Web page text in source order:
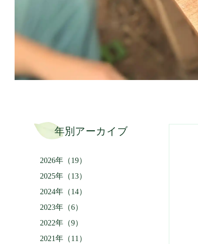
年別アーカイブ
2026年（19）
2025年（13）
2024年（14）
2023年（6）
2022年（9）
2021年（11）